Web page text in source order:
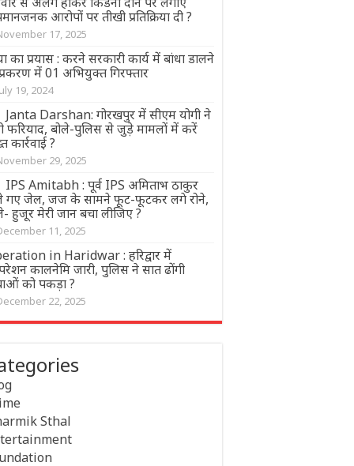
आरोपों पर तीखी प्रतिक्रिया दी ?
17, 2025
का प्रयास : करने सरकारी कार्य में बांधा डालने
में 01 अभियुक्त गिरफ्तार
19, 2024
Janta Darshan: गोरखपुर में सीएम योगी ने
फरियाद, बोले-पुलिस से जुड़े मामलों में करें
कार्रवाई ?
29, 2025
IPS Amitabh : पूर्व IPS अमिताभ ठाकुर
गए जेल, जज के सामने फूट-फूटकर लगे रोने,
हुजूर मेरी जान बचा लीजिए ?
11, 2025
in Haridwar : हरिद्वार में
कालनेमि जारी, पुलिस ने सात ढोंगी
को पकड़ा ?
22, 2025
Sthal